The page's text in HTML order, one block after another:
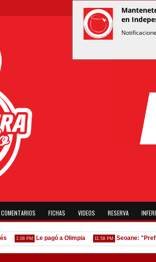
COMENTARIOS FICHAS VIDEOS RESERVA
1:08 PM Le pagó a Olimpia 11:58 PM Seoane: "Prefiero
en